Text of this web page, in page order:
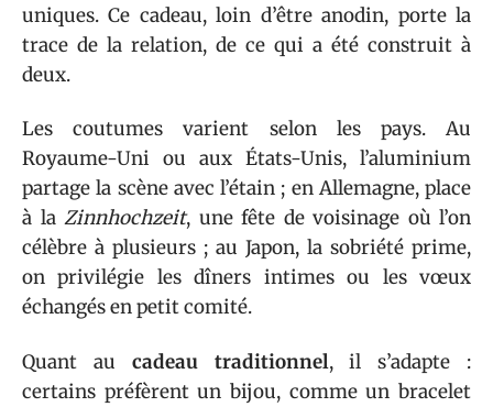
uniques. Ce cadeau, loin d’être anodin, porte la
trace de la relation, de ce qui a été construit à
deux.
Les coutumes varient selon les pays. Au
Royaume-Uni ou aux États-Unis, l’aluminium
partage la scène avec l’étain ; en Allemagne, place
à la Zinnhochzeit, une fête de voisinage où l’on
célèbre à plusieurs ; au Japon, la sobriété prime,
on privilégie les dîners intimes ou les vœux
échangés en petit comité.
Quant au cadeau traditionnel, il s’adapte :
certains préfèrent un bijou, comme un bracelet